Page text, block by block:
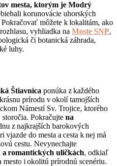
mesta, ktorým je Modrý
korunovácie uhorských
môžete k lokalitám, ako
vyhliadka na Moste SNP,
či botanická záhrada,
luhy.
Štiavnica ponúka z každého
prírodu v okolí tamojších
Námestí Sv. Trojice, ktorého
Pokračujte na
z najkrajších barokových
do mesta a cesta k nej má
cestu. Nevynechajte
romantických uličkách, odkiaľ
i okolitú prírodnú scenériu.